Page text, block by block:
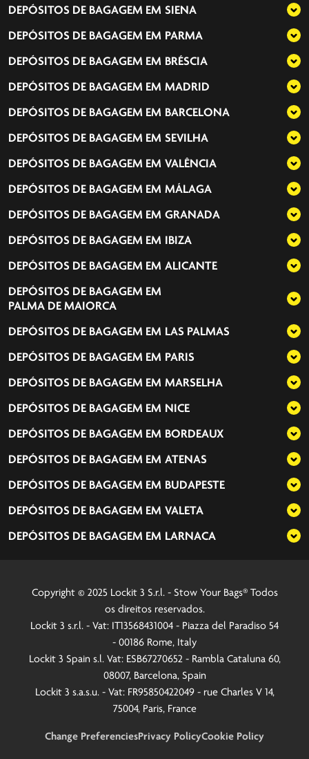
DEPÓSITOS DE BAGAGEM EM SIENA
DEPÓSITOS DE BAGAGEM EM PARMA
DEPÓSITOS DE BAGAGEM EM BRÉSCIA
DEPÓSITOS DE BAGAGEM EM MADRID
DEPÓSITOS DE BAGAGEM EM BARCELONA
DEPÓSITOS DE BAGAGEM EM SEVILHA
DEPÓSITOS DE BAGAGEM EM VALÊNCIA
DEPÓSITOS DE BAGAGEM EM MÁLAGA
DEPÓSITOS DE BAGAGEM EM GRANADA
DEPÓSITOS DE BAGAGEM EM IBIZA
DEPÓSITOS DE BAGAGEM EM ALICANTE
DEPÓSITOS DE BAGAGEM EM
PALMA DE MAIORCA
DEPÓSITOS DE BAGAGEM EM LAS PALMAS
DEPÓSITOS DE BAGAGEM EM PARIS
DEPÓSITOS DE BAGAGEM EM MARSELHA
DEPÓSITOS DE BAGAGEM EM NICE
DEPÓSITOS DE BAGAGEM EM BORDEAUX
DEPÓSITOS DE BAGAGEM EM ATENAS
DEPÓSITOS DE BAGAGEM EM BUDAPESTE
DEPÓSITOS DE BAGAGEM EM VALETA
DEPÓSITOS DE BAGAGEM EM LARNACA
Copyright © 2025 Lockit 3 S.r.l. - Stow Your Bags® Todos
os direitos reservados.
Lockit 3 s.r.l. - Vat: IT13568431004 - Piazza del Paradiso 54
- 00186 Rome, Italy
Lockit 3 Spain s.l. Vat: ESB67270652 - Rambla Cataluna 60,
08007, Barcelona, Spain
Lockit 3 s.a.s.u. - Vat: FR95850422049 - rue Charles V 14,
75004, Paris, France
Change PreferenciesPrivacy PolicyCookie Policy